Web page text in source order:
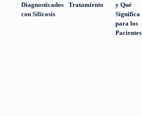
Diagnosticados
con Silicosis
Tratamiento
y Qué
Significa
para los
Pacientes